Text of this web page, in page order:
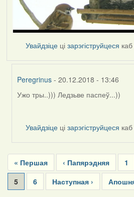
Увайдзіце цізарэгіструйцеся
Peregrinus - 20.12.2018 - 13:46
In
Ужо тры..))) Ледзьве паспеў...))
Увайдзіце цізарэгіструйцеся
Pagination
First
page
« Першая
Previous
page
‹ Папярэдняя 1
Current
page
5 Page
6
Next
page
Наступная ›
Last
page